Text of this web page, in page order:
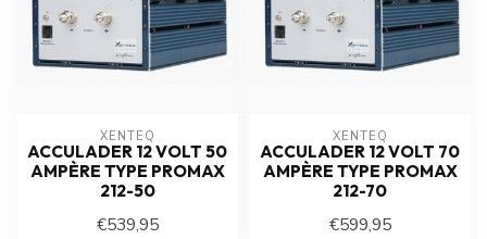
XENTEQ
ACCULADER 12 VOLT 50
AMPÈRE TYPE PROMAX
212-50
€539,95
XENTEQ
ACCULADER 12 VOLT 70
AMPÈRE TYPE PROMAX
212-70
€599,95